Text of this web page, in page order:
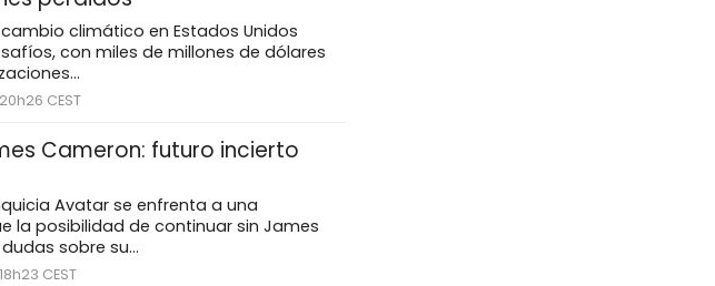
climático en Estados Unidos
con miles de millones de dólares
CEST
Cameron: futuro incierto
Avatar se enfrenta a una
la posibilidad de continuar sin James
sobre su...
CEST